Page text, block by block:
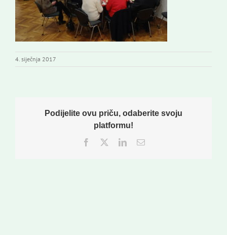
4. siječnja 2017
Podijelite ovu priču, odaberite svoju
platformu!
Facebook
TwitterLinkedInEmail: